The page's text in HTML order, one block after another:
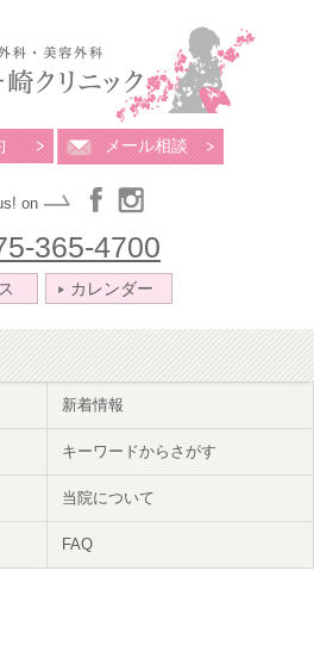
メール相談
on
365-4700
カレンダー
新着情報
キーワードからさがす
当院について
FAQ